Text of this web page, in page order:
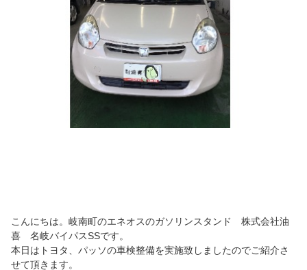
こんにちは。岐南町のエネオスのガソリンスタンド 株式会社油
喜 名岐バイパスSSです。
本日はトヨタ、パッソの車検整備を実施致しましたのでご紹介さ
せて頂きます。